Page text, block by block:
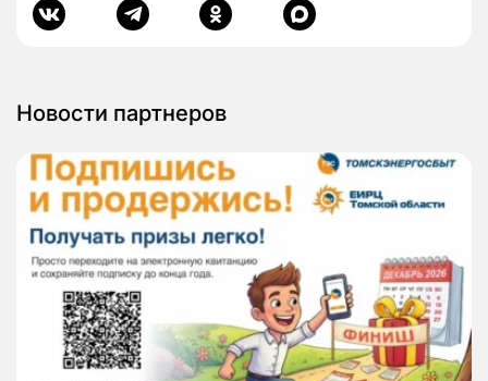
Новости партнеров